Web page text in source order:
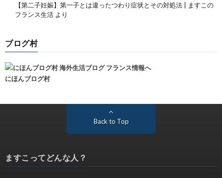
【第二子妊娠】第一子とは違ったつわり症状とその対処法 | ますこの
フランス生活 より
ブログ村
にほんブログ村
Back to Top
ますこってどんな人？